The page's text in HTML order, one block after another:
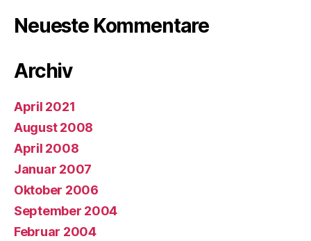
Neueste Kommentare
Archiv
April 2021
August 2008
April 2008
Januar 2007
Oktober 2006
September 2004
Februar 2004